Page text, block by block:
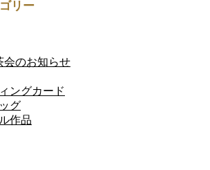
リー
会のお知らせ
ングカード
グ
作品